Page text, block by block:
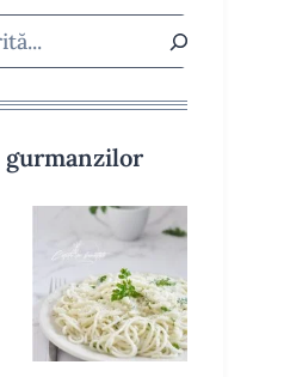
gurmanzilor